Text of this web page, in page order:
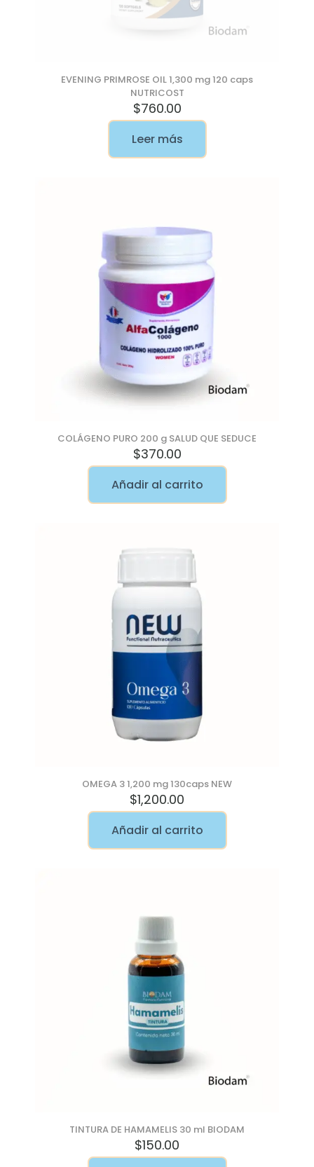
EVENING PRIMROSE OIL 1,300 mg 120 caps
NUTRICOST
$760.00
Leer más
COLÁGENO PURO 200 g SALUD QUE SEDUCE
$370.00
Añadir al carrito
OMEGA 3 1,200 mg 130caps NEW
$1,200.00
Añadir al carrito
TINTURA DE HAMAMELIS 30 ml BIODAM
$150.00